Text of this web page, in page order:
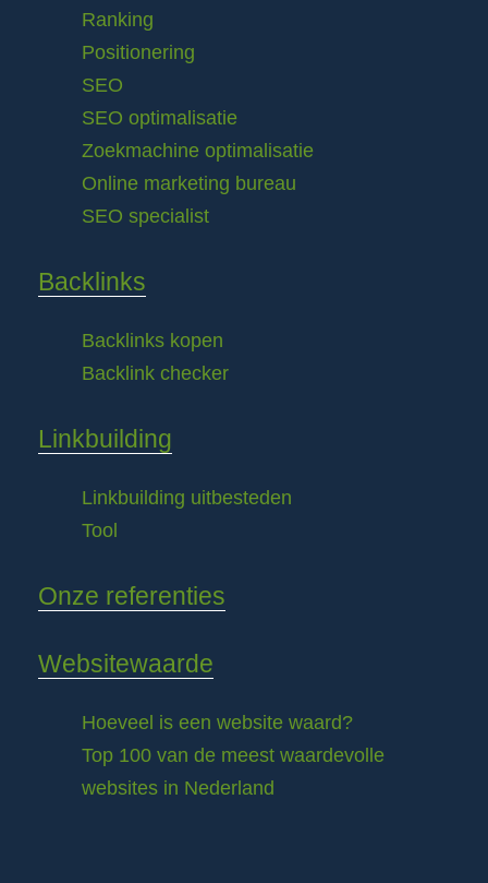
Ranking
Positionering
SEO
SEO optimalisatie
Zoekmachine optimalisatie
Online marketing bureau
SEO specialist
Backlinks
Backlinks kopen
Backlink checker
Linkbuilding
Linkbuilding uitbesteden
Tool
Onze referenties
Websitewaarde
Hoeveel is een website waard?
Top 100 van de meest waardevolle
websites in Nederland